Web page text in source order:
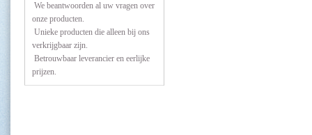
We beantwoorden al uw vragen over
onze producten.
Unieke producten die alleen bij ons
verkrijgbaar zijn.
Betrouwbaar leverancier en eerlijke
prijzen.